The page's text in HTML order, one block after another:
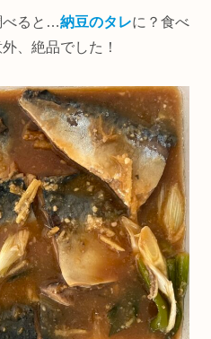
べると…納豆のタレに？食べ
、絶品でした！